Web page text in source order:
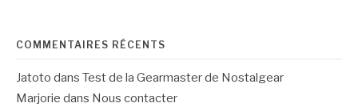
COMMENTAIRES RÉCENTS
Jatoto dans Test de la Gearmaster de Nostalgear
Marjorie dans Nous contacter